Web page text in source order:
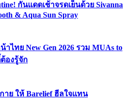
กันแดดเช้าจรดเย็นด้วย Sivanna
& Aqua Sun Spray
าไทย New Gen 2026 รวม MUAs to
องรู้จัก
าย ให้ Barelief ฮีลใจแทน